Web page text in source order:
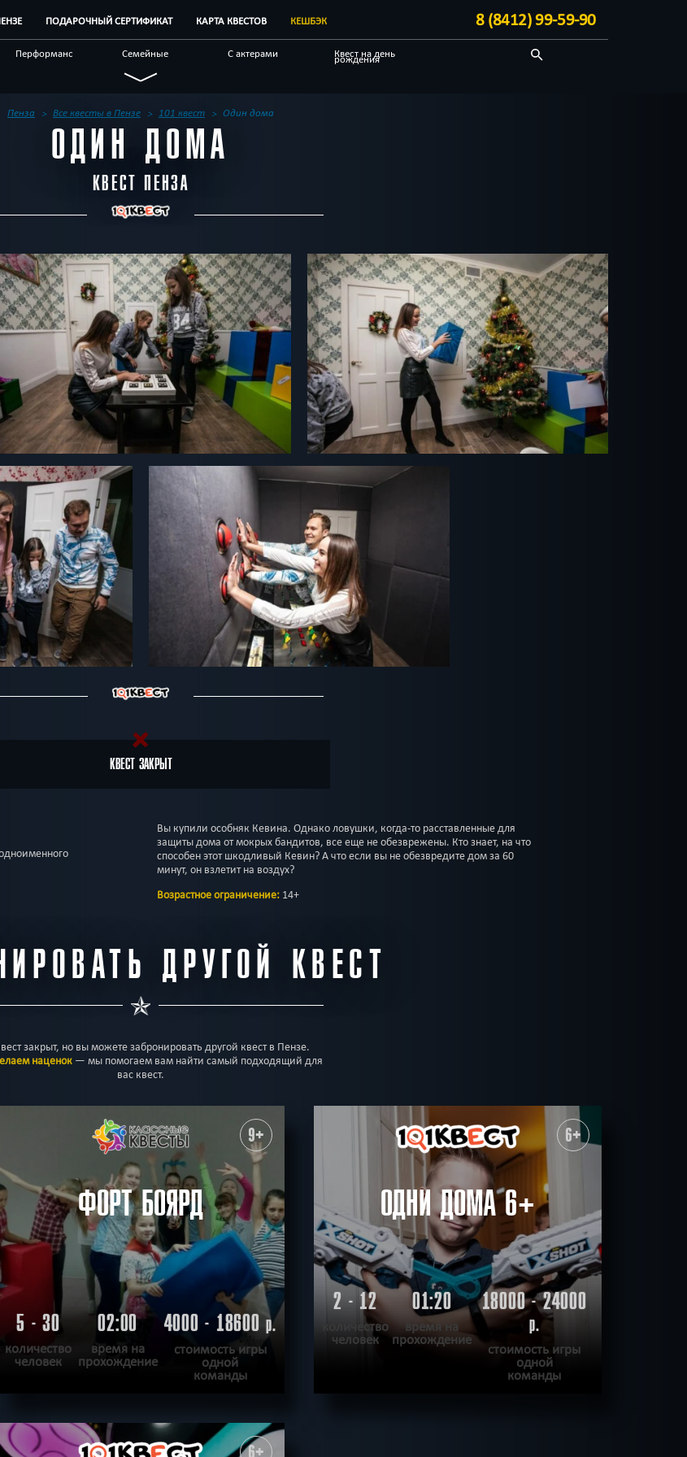
ПОДАРОЧНЫЙ СЕРТИФИКАТ КАРТА КВЕСТОВ КЕШБЭК 8 (8412) 99-59-90
Перформанс Семейные С актерами Квест на день
рождения
Детективные
Квест-комнаты Корпоративным
клиентам Бренды квестов
Пенза Все квесты в Пензе 101 квест Один дома
ОДИН ДОМА
КВЕСТ ПЕНЗА
КВЕСТ ЗАКРЫТ
Вы купили особняк Кевина. Однако ловушки, когда-то расставленные для
защиты дома от мокрых бандитов, все еще не обезврежены. Кто знает, на что
способен этот шкодливый Кевин? А что если вы не обезвредите дом за 60
минут, он взлетит на воздух?
Возрастное ограничение: 14+
ДРУГОЙ КВЕСТ
закрыт, но вы можете забронировать другой квест в Пензе.
наценок— мы помогаем вам найти самый подходящий для
вас квест.
9+
ФОРТ БОЯРД
5 - 30
количество
человек
02:00
время на
прохождение
4000 - 18600р.
стоимость игры
одной
команды
ХОЧУ ПРОЙТИ | КВЕСТ ПРОЙДЕН
6+
ОДНИ ДОМА 6+
2 - 12
количество
человек
01:20
время на
прохождение
18000 - 24000
р.
стоимость игры
одной
команды
6+